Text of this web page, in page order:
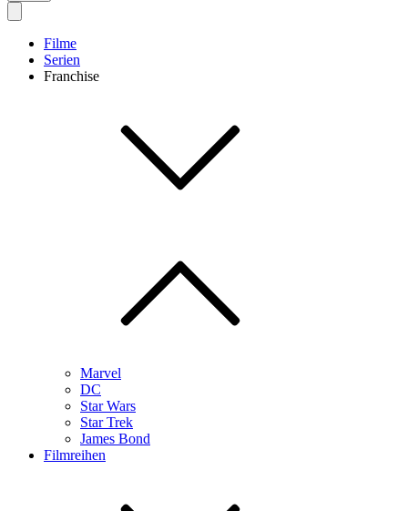
Filme
Serien
Franchise
Marvel
DC
Star Wars
Star Trek
James Bond
Filmreihen